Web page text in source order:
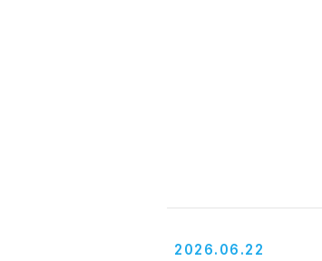
2026.06.22